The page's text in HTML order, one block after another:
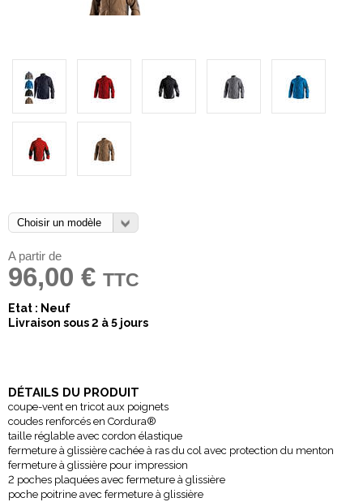
A partir de
96,00 € TTC
Etat : Neuf
Livraison sous 2 à 5 jours
DÉTAILS DU PRODUIT
coupe-vent en tricot aux poignets
coudes renforcés en Cordura®
taille réglable avec cordon élastique
fermeture à glissière cachée à ras du col avec protection du menton
fermeture à glissière pour impression
2 poches plaquées avec fermeture à glissière
poche poitrine avec fermeture à glissière